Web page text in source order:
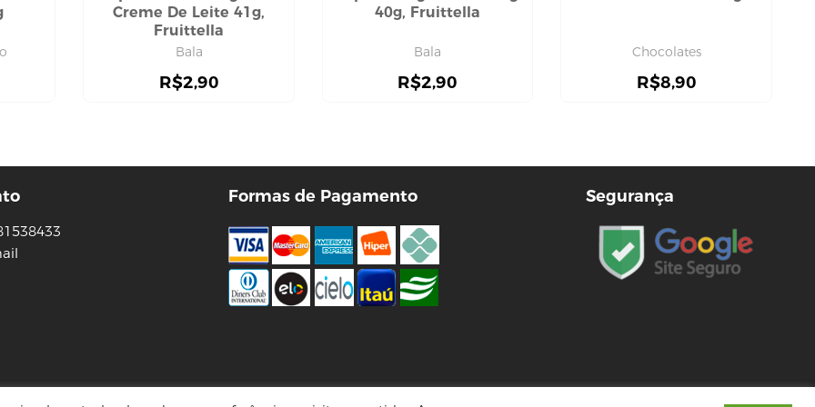
Creme De Leite 41g,
Fruittella
Bala
R$2,90
40g, Fruittella
Bala
R$2,90
Chocolates
R$8,90
Formas de Pagamento Segurança